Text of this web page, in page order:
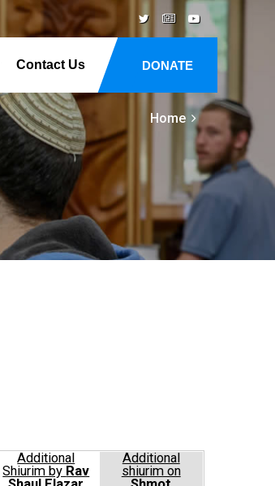
DONATE
Contact Us
Home
Additional
Shiurim by Rav
Additional
shiurim on